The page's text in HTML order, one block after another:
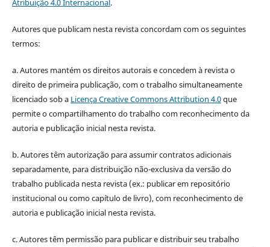
Atribuição 4.0 Internacional.
Autores que publicam nesta revista concordam com os seguintes
termos:
a. Autores mantém os direitos autorais e concedem à revista o
direito de primeira publicação, com o trabalho simultaneamente
licenciado sob a Licença Creative Commons Attribution 4.0que
permite o compartilhamento do trabalho com reconhecimento da
autoria e publicação inicial nesta revista.
b. Autores têm autorização para assumir contratos adicionais
separadamente, para distribuição não-exclusiva da versão do
trabalho publicada nesta revista (ex.: publicar em repositório
institucional ou como capítulo de livro), com reconhecimento de
autoria e publicação inicial nesta revista.
c. Autores têm permissão para publicar e distribuir seu trabalho